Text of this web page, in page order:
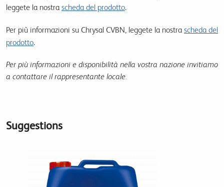
leggete la nostra scheda del prodotto.
Per più informazioni su Chrysal CVBN, leggete la nostra scheda del
prodotto.
Per più informazioni e disponibilità nella vostra nazione invitiamo
a contattare il rappresentante locale.
Suggestions